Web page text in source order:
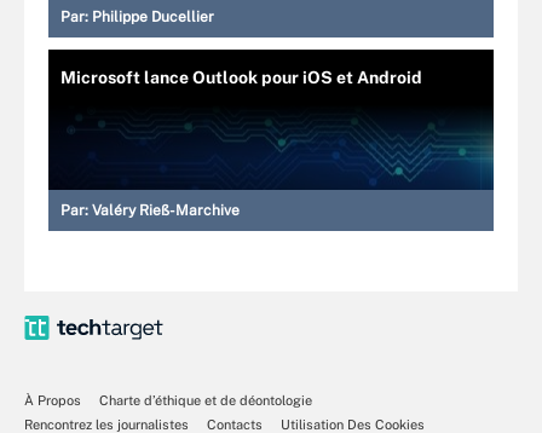
Par: Philippe Ducellier
Microsoft lance Outlook pour iOS et Android
Par: Valéry Rieß-Marchive
À Propos
Charte d’éthique et de déontologie
Rencontrez les journalistes
Contacts
Utilisation Des Cookies